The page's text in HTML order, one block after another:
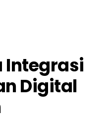
Integrasi
Digital